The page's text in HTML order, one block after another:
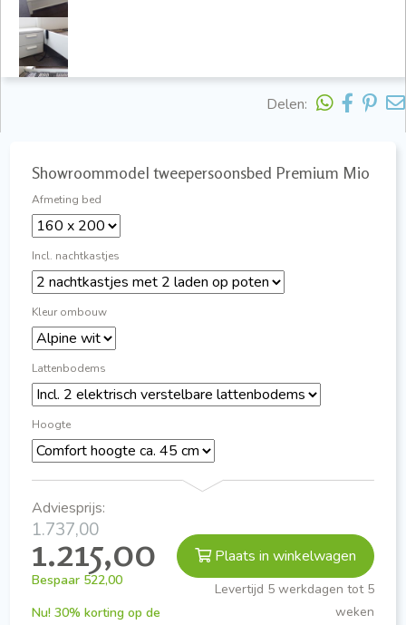
Delen:
Showroommodel tweepersoonsbed Premium Mio
Afmeting bed
Incl. nachtkastjes
Kleur ombouw
Lattenbodems
Hoogte
Adviesprijs:
1.737,00
1.215,00
Bespaar 522,00
Nu! 30% korting op de
Plaats in winkelwagen
Levertijd 5 werkdagen tot 5
weken